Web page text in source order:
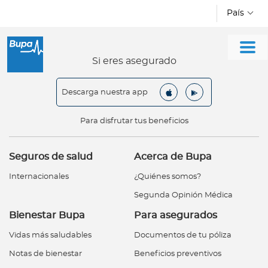
País
I
d
u
E
r
Si eres asegurado
Descarga nuestra app
Para disfrutar tus beneficios
Seguros de salud
Internacionales
Acerca de Bupa
¿Quiénes somos?
Segunda Opinión Médica
Bienestar Bupa
Vidas más saludables
Notas de bienestar
Para asegurados
Documentos de tu póliza
Beneficios preventivos